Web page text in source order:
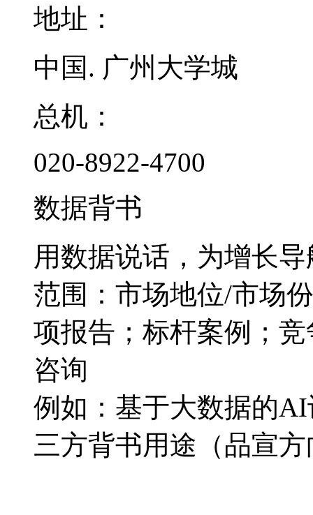
地址：
中国. 广州大学城
总机：
020-8922-4700
数据背书
用数据说话，为增长导
范围：市场地位/市场
项报告；标杆案例；
咨询
例如：基于大数据的
三方背书用途（品宣